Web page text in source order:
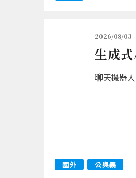
2026/08/03
生成
聊天機器
國外 公與義